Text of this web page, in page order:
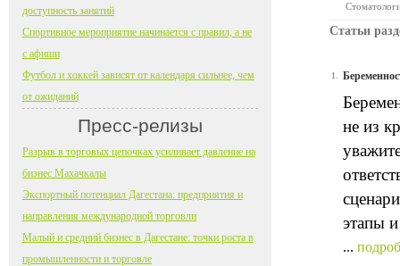
Статьи
1.
не из
этапы
...
доступность занятий
Спортивное мероприятие начинается с правил, а не
с афиши
Футбол и хоккей зависят от календаря сильнее, чем
от ожиданий
Пресс-релизы
Разрыв в торговых цепочках усиливает давление на
бизнес Махачкалы
Экспортный потенциал Дагестана: предприятия и
направления международной торговли
Малый и средний бизнес в Дагестане: точки роста в
промышленности и торговле